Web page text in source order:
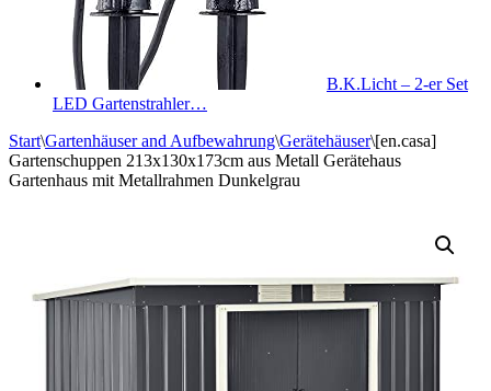
B.K.Licht – 2-er Set
LED Gartenstrahler…
Start\Gartenhäuser and Aufbewahrung\Gerätehäuser\[en.casa]
Gartenschuppen 213x130x173cm aus Metall Gerätehaus
Gartenhaus mit Metallrahmen Dunkelgrau